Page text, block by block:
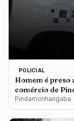
POLICIAL
Homem é
comércio de
Pindamonhangaba